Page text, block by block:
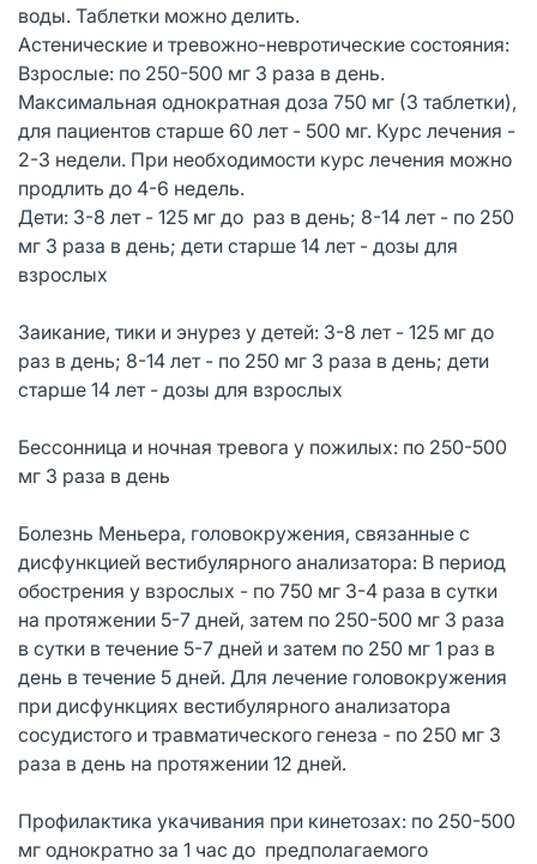
воды. Таблетки можно делить.
Астенические и тревожно-невротические состояния:
Взрослые: по 250-500 мг 3 раза в день.
Максимальная однократная доза 750 мг (3 таблетки),
для пациентов старше 60 лет - 500 мг. Курс лечения -
2-3 недели. При необходимости курс лечения можно
продлить до 4-6 недель.
Дети: 3-8 лет - 125 мг до раз в день; 8-14 лет - по 250
мг 3 раза в день; дети старше 14 лет - дозы для
взрослых
Заикание, тики и энурез у детей: 3-8 лет - 125 мг до
раз в день; 8-14 лет - по 250 мг 3 раза в день; дети
старше 14 лет - дозы для взрослых
Бессонница и ночная тревога у пожилых: по 250-500
мг 3 раза в день
Болезнь Меньера, головокружения, связанные с
дисфункцией вестибулярного анализатора: В период
обострения у взрослых - по 750 мг 3-4 раза в сутки
на протяжении 5-7 дней, затем по 250-500 мг 3 раза
в сутки в течение 5-7 дней и затем по 250 мг 1 раз в
день в течение 5 дней. Для лечение головокружения
при дисфункциях вестибулярного анализатора
сосудистого и травматического генеза - по 250 мг 3
раза в день на протяжении 12 дней.
Профилактика укачивания при кинетозах: по 250-500
мг однократно за 1 час до предполагаемого